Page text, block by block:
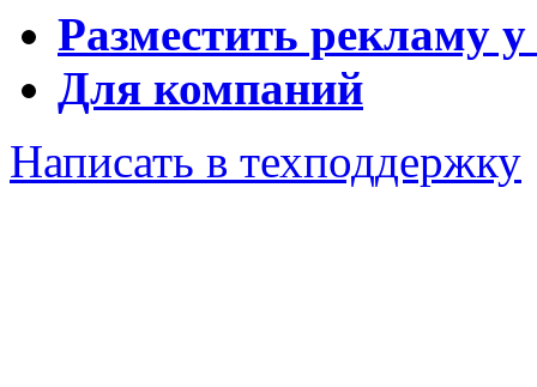
Разместить рекламу у
Для компаний
Написать в техподдержку